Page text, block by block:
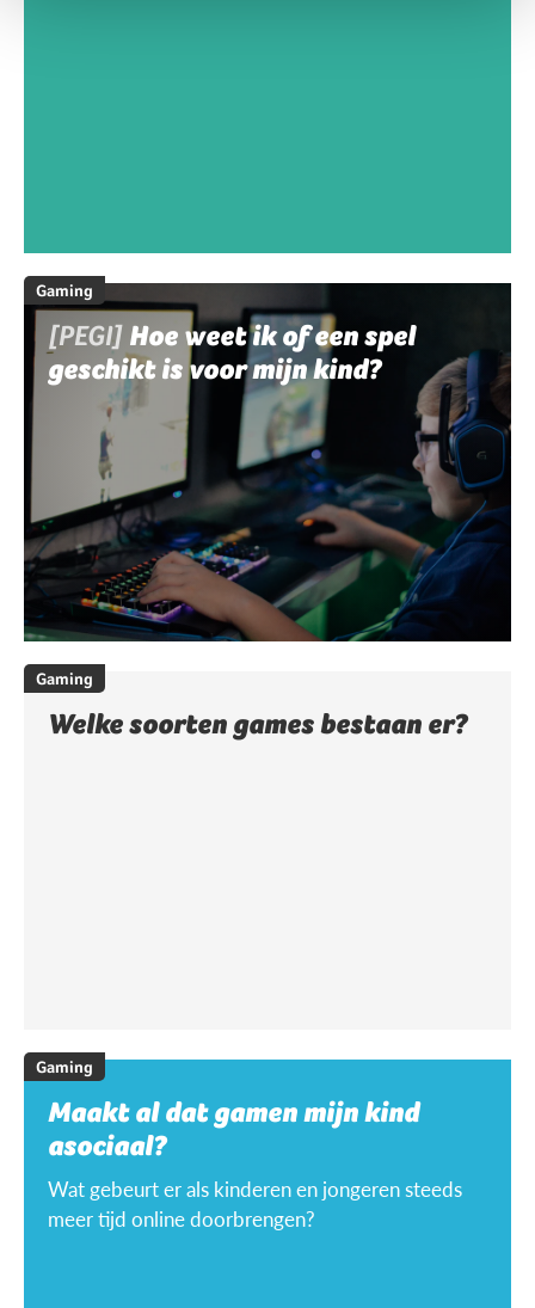
Gaming
[PEGI] Hoe weet ik of een spel
geschikt is voor mijn kind?
Gaming
Welke soorten games bestaan er?
Gaming
Maakt al dat gamen mijn kind
asociaal?
Wat gebeurt er als kinderen en jongeren steeds
meer tijd online doorbrengen?